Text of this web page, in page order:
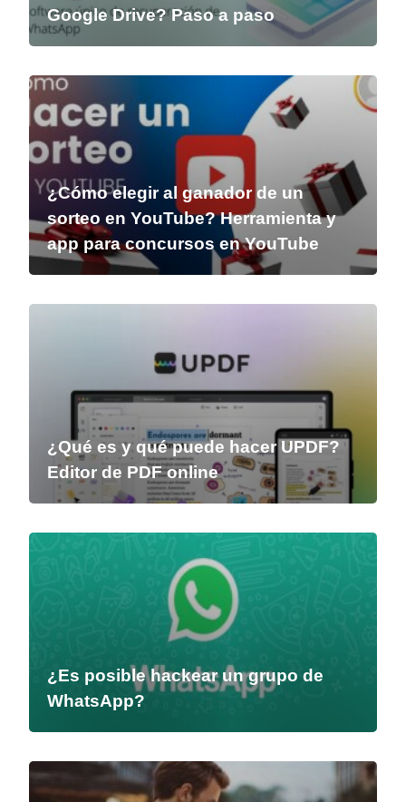
Google Drive? Paso a paso
¿Cómo elegir al ganador de un
sorteo en YouTube? Herramienta y
app para concursos en YouTube
¿Qué es y qué puede hacer UPDF?
Editor de PDF online
¿Es posible hackear un grupo de
WhatsApp?